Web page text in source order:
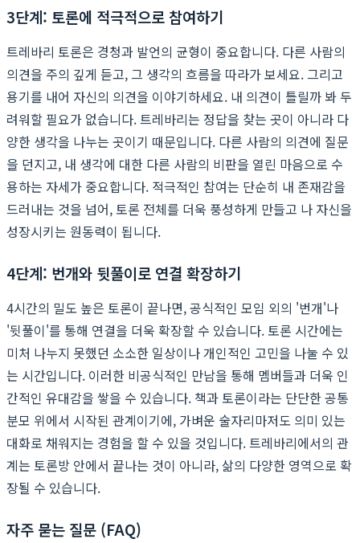
3단계: 토론에 적극적으로 참여하기
트레바리 토론은 경청과 발언의 균형이 중요합니다. 다른 사람의
의견을 주의 깊게 듣고, 그 생각의 흐름을 따라가 보세요. 그리고
용기를 내어 자신의 의견을 이야기하세요. 내 의견이 틀릴까 봐 두
려워할 필요가 없습니다. 트레바리는 정답을 찾는 곳이 아니라 다
양한 생각을 나누는 곳이기 때문입니다. 다른 사람의 의견에 질문
을 던지고, 내 생각에 대한 다른 사람의 비판을 열린 마음으로 수
용하는 자세가 중요합니다. 적극적인 참여는 단순히 내 존재감을
드러내는 것을 넘어, 토론 전체를 더욱 풍성하게 만들고 나 자신을
성장시키는 원동력이 됩니다.
4단계: 번개와 뒷풀이로 연결 확장하기
4시간의 밀도 높은 토론이 끝나면, 공식적인 모임 외의 '번개'나
'뒷풀이'를 통해 연결을 더욱 확장할 수 있습니다. 토론 시간에는
미처 나누지 못했던 소소한 일상이나 개인적인 고민을 나눌 수 있
는 시간입니다. 이러한 비공식적인 만남을 통해 멤버들과 더욱 인
간적인 유대감을 쌓을 수 있습니다. 책과 토론이라는 단단한 공통
분모 위에서 시작된 관계이기에, 가벼운 술자리마저도 의미 있는
대화로 채워지는 경험을 할 수 있을 것입니다. 트레바리에서의 관
계는 토론방 안에서 끝나는 것이 아니라, 삶의 다양한 영역으로 확
장될 수 있습니다.
자주 묻는 질문 (FAQ)